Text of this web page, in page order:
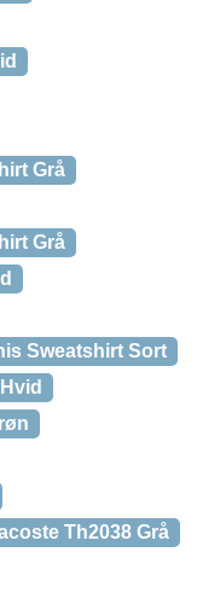
Grå
Grå
Sweatshirt Sort
Th2038 Grå